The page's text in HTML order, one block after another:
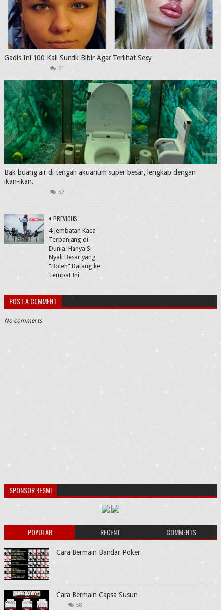
Gadis Ini 100 Kali Suntik Bibir Agar Terlihat Sexy
61
Bak buang air di tengah akuarium super besar, lengkap dengan
ikan-ikan.
37
PREVIOUS
4 Jembatan Kaca
Terpanjang di
Dunia, Hanya Si
Nyali Besar yang
“Boleh” Datang ke
Tempat Ini
POST A COMMENT
No comments
SPONSOR RESMI
POPULAR RECENT COMMENTS
Cara Bermain Bandar Poker
Cara Bermain Capsa Susun
58